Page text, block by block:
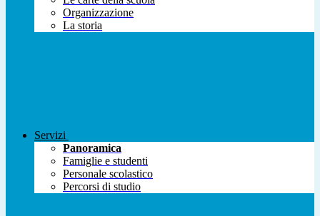
Organizzazione
La storia
Servizi
Panoramica
Famiglie e studenti
Personale scolastico
Percorsi di studio